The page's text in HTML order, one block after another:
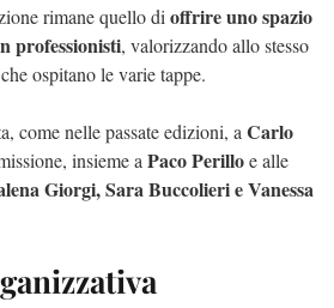
rimane quello di offrire uno spazio
professionisti, valorizzando allo stesso
ospitano le varie tappe.
come nelle passate edizioni, a Carlo
insieme a Paco Perilloe alle
Giorgi, Sara Buccolieri e Vanessa